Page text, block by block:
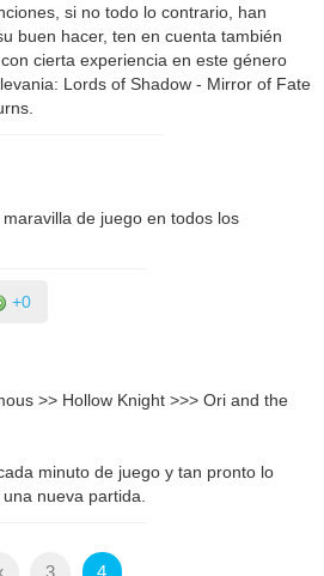
si no todo lo contrario, han
buen hacer, ten en cuenta también
cierta experiencia en este género
Lords of Shadow - Mirror of Fate
de juego en todos los
+0
>> Hollow Knight >>> Ori and the
minuto de juego y tan pronto lo
nueva partida.